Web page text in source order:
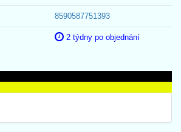
8590587751393
2 týdny po objednání